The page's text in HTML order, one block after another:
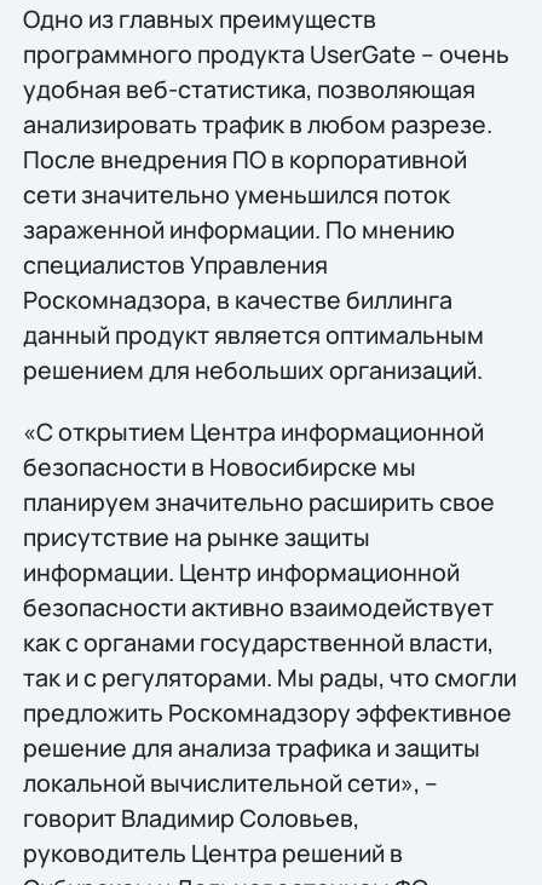
Одно из главных преимуществ
программного продукта UserGate – очень
удобная веб-статистика, позволяющая
анализировать трафик в любом разрезе.
После внедрения ПО в корпоративной
сети значительно уменьшился поток
зараженной информации. По мнению
специалистов Управления
Роскомнадзора, в качестве биллинга
данный продукт является оптимальным
решением для небольших организаций.
«С открытием Центра информационной
безопасности в Новосибирске мы
планируем значительно расширить свое
присутствие на рынке защиты
информации. Центр информационной
безопасности активно взаимодействует
как с органами государственной власти,
так и с регуляторами. Мы рады, что смогли
предложить Роскомнадзору эффективное
решение для анализа трафика и защиты
локальной вычислительной сети», –
говорит Владимир Соловьев,
руководитель Центра решений в